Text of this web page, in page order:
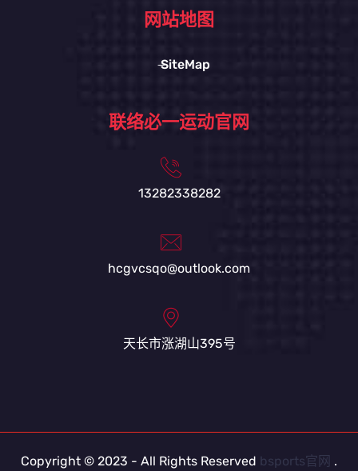
网站地图
SiteMap
联络必一运动官网
13282338282
hcgvcsqo@outlook.com
天长市涨湖山395号
Copyright © 2023 - All Rights Reserved bsports官网 .